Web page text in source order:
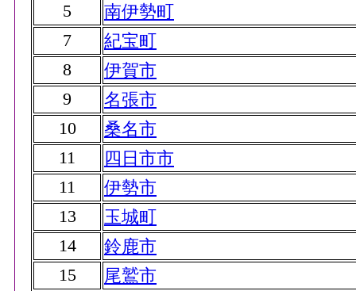
5
南伊勢町
7
紀宝町
8
伊賀市
9
名張市
10
桑名市
11
四日市市
11
伊勢市
13
玉城町
14
鈴鹿市
15
尾鷲市